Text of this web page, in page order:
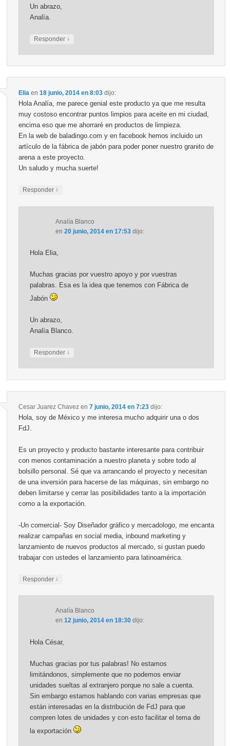
Un abrazo,
Analía.
Responder ↓
Eliaen 18 junio, 2014 en 8:03 dijo:
Hola Analía, me parece genial este producto ya que me resulta
muy costoso encontrar puntos limpios para aceite en mi ciudad,
encima eso que me ahorraré en productos de limpieza.
En la web de baladingo.com y en facebook hemos incluido un
artículo de la fábrica de jabón para poder poner nuestro granito de
arena a este proyecto.
Un saludo y mucha suerte!
Responder ↓
Analía Blanco
en 20 junio, 2014 en 17:53 dijo:
Hola Elia,
Muchas gracias por vuestro apoyo y por vuestras
palabras. Esa es la idea que tenemos con Fábrica de
Jabón
Un abrazo,
Analía Blanco.
Responder ↓
Cesar Juarez Chavezen 7 junio, 2014 en 7:23 dijo:
Hola, soy de México y me interesa mucho adquirir una o dos
FdJ.
Es un proyecto y producto bastante interesante para contribuir
con menos contaminación a nuestro planeta y sobre todo al
bolsillo personal. Sé que va arrancando el proyecto y necesitan
de una inversión para hacerse de las máquinas, sin embargo no
deben limitarse y cerrar las posibilidades tanto a la importación
como a la exportación.
-Un comercial- Soy Diseñador gráfico y mercadologo, me encanta
realizar campañas en social media, inbound marketing y
lanzamiento de nuevos productos al mercado, si gustan puedo
trabajar con ustedes el lanzamiento para latinoamérica.
Responder ↓
Analía Blanco
en 12 junio, 2014 en 18:30 dijo:
Hola César,
Muchas gracias por tus palabras! No estamos
limitándonos, simplemente que no podemos enviar
unidades sueltas al extranjero porque no sale a cuenta.
Sin embargo estamos hablando con varias empresas que
están interesadas en la distribución de FdJ para que
compren lotes de unidades y con esto facilitar el tema de
la exportación